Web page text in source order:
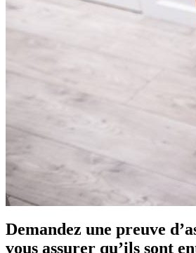
Demandez une preuve
vous assurer qu’ils sont